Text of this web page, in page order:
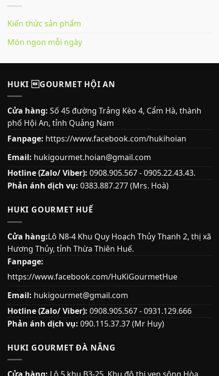
Kiến thức sản phẩm
Món ngon mỗi ngày
HUKI GOURMET HỘI AN
Cửa hàng: Số 45 đường Trảng Kèo 4, Cẩm Hà, thành
phố Hội An, tỉnh Quảng Nam
Fanpage: https://www.facebook.com/hukihoian
Email: hukigourmet.hoian@gmail.com
Hotline (Zalo/ Viber): 0908.905.567 - 0905.22.43.43.
Phản ánh dịch vụ: 0383.887.277 (Mrs. Hoà)
HUKI GOURMET HUẾ
Cửa hàng:Lô N8-4 Khu Quy Hoạch Thủy Thanh 2, thị xã
Hương Thủy, tỉnh Thừa Thiên Huế.
Fanpage:
https://www.facebook.com/HuKiGourmetHue
Email: hukigourmet@gmail.com
Hotline (Zalo/ Viber): 0908.905.567 - 0931.129.666
Phản ánh dịch vụ: 090.115.37.37 (Mr Huy)
HUKI GOURMET ĐÀ NẴNG